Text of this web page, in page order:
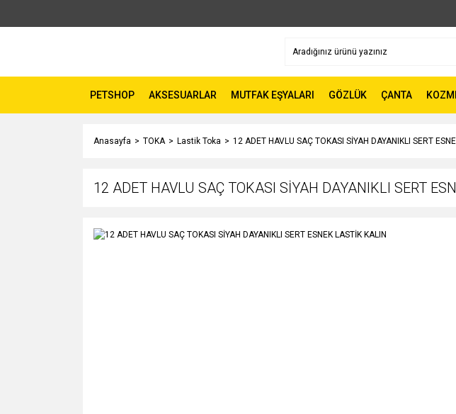
PETSHOP AKSESUARLAR MUTFAK EŞYALARI GÖZLÜK ÇANTA
Anasayfa TOKA Lastik Toka 12 ADET HAVLU SAÇ TOKASI SİYAH DAYANIKLI SERT
12 ADET HAVLU SAÇ TOKASI SİYAH DAYANIKLI SERT